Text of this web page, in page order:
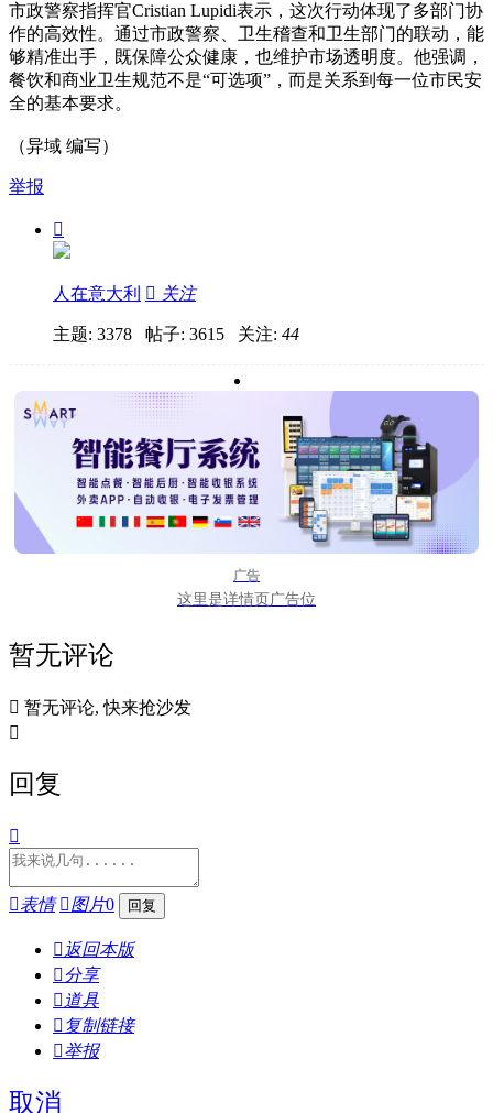
市政警察指挥官Cristian Lupidi表示，这次行动体现了多部门协
作的高效性。通过市政警察、卫生稽查和卫生部门的联动，能
够精准出手，既保障公众健康，也维护市场透明度。他强调，
餐饮和商业卫生规范不是“可选项”，而是关系到每一位市民安
全的基本要求。
（异域 编写）
举报

人在意大利  关注
主题: 3378 帖子: 3615 关注: 44
广告
这里是详情页广告位
暂无评论
 暂无评论, 快来抢沙发

回复

表情 图片0
 返回本版
分享
 道具
 复制链接
举报
取消